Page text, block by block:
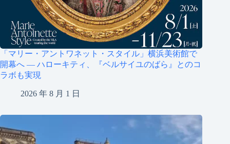
ヴェルサイユ宮殿の職人技の世界について、RFIで詳しくご
紹介しています。Point fr Chroniques 100 % créations and in
podcast.
「マリー・アントワネット・スタイル」横浜美術館で
開幕へ ― ハローキティ、『ベルサイユのばら』とのコ
ラボも実現
2026 年 8 月 1 日